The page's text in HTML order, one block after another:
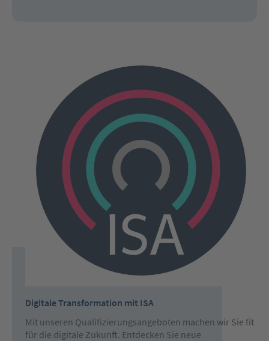
Digitale Transformation mit ISA
Mit unseren Qualifizierungsangeboten machen wir Sie fit
für die digitale Zukunft. Entdecken Sie neue